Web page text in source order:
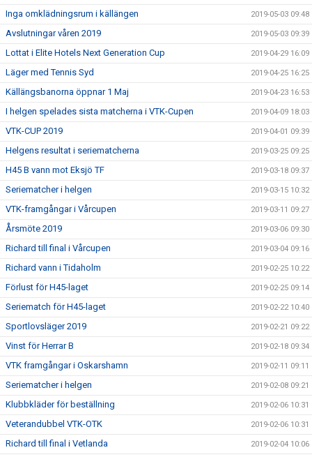
Inga omklädningsrum i källängen 2019-05-03 09:48
Avslutningar våren 2019 2019-05-03 09:39
Lottat i Elite Hotels Next Generation Cup 2019-04-29 16:09
Läger med Tennis Syd 2019-04-25 16:25
Källängsbanorna öppnar 1 Maj 2019-04-23 16:53
I helgen spelades sista matcherna i VTK-Cupen 2019-04-09 18:03
VTK-CUP 2019 2019-04-01 09:39
Helgens resultat i seriematcherna 2019-03-25 09:25
H45 B vann mot Eksjö TF 2019-03-18 09:37
Seriematcher i helgen 2019-03-15 10:32
VTK-framgångar i Vårcupen 2019-03-11 09:27
Årsmöte 2019 2019-03-06 09:30
Richard till final i Vårcupen 2019-03-04 09:16
Richard vann i Tidaholm 2019-02-25 10:22
Förlust för H45-laget 2019-02-25 09:14
Seriematch för H45-laget 2019-02-22 10:40
Sportlovsläger 2019 2019-02-21 09:22
Vinst för Herrar B 2019-02-18 09:34
VTK framgångar i Oskarshamn 2019-02-11 09:11
Seriematcher i helgen 2019-02-08 09:21
Klubbkläder för beställning 2019-02-06 10:31
Veterandubbel VTK-OTK 2019-02-06 10:31
Richard till final i Vetlanda 2019-02-04 10:06